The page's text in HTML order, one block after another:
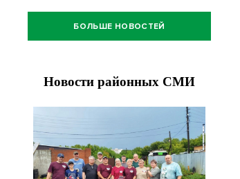
БОЛЬШЕ НОВОСТЕЙ